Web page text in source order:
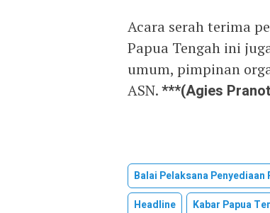
Acara serah terima
Papua Tengah ini
umum, pimpinan
ASN.***(Agies
Balai Pelaksana Penyediaan
Headline
Kabar Papua